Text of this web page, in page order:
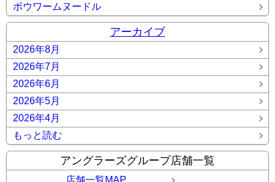
ボウワームヌードル
アーカイブ
2026年8月
2026年7月
2026年6月
2026年5月
2026年4月
もっと読む
アングラーズグループ店舗一覧
店舗一覧MAP